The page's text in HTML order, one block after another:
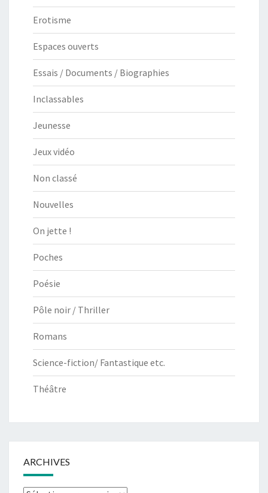
Erotisme
Espaces ouverts
Essais / Documents / Biographies
Inclassables
Jeunesse
Jeux vidéo
Non classé
Nouvelles
On jette !
Poches
Poésie
Pôle noir / Thriller
Romans
Science-fiction/ Fantastique etc.
Théâtre
ARCHIVES